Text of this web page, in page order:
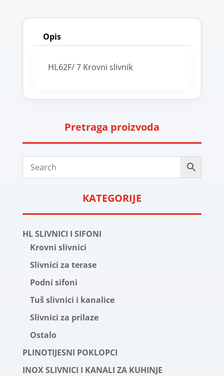
Opis
HL62F/ 7 Krovni slivnik
Pretraga proizvoda
KATEGORIJE
HL SLIVNICI I SIFONI
Krovni slivnici
Slivnici za terase
Podni sifoni
Tuš slivnici i kanalice
Slivnici za prilaze
Ostalo
PLINOTIJESNI POKLOPCI
INOX SLIVNICI I KANALI ZA KUHINJE